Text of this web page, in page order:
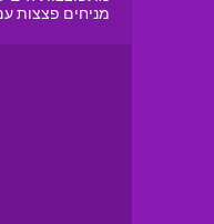
מניחים פצצות